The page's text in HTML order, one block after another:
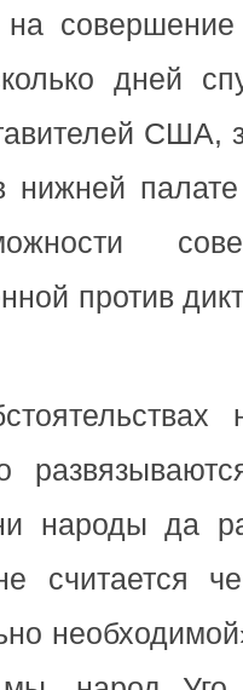
на
дней
США,
палате
против
народы да
считается